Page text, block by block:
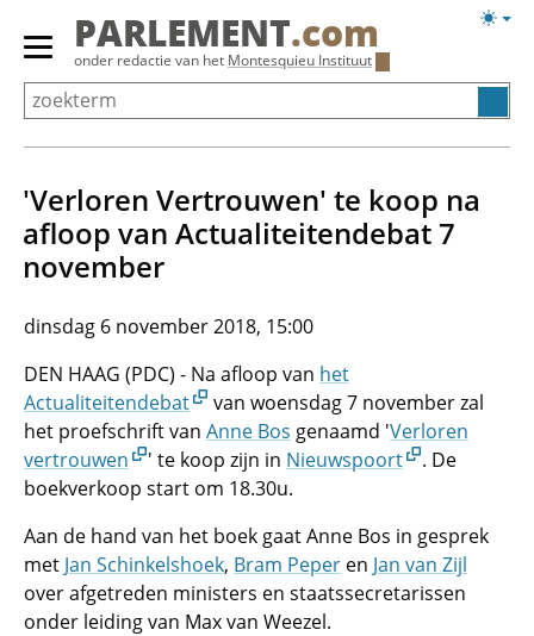
Overslaan
Primair
menu
tonen/verbergen
PARLEMENT.com
onder redactie van het Montesquieu Instituut
'Verloren Vertrouwen' te koop na
afloop van Actualiteitendebat 7
november
dinsdag 6 november 2018, 15:00
DEN HAAG (PDC) - Na afloop van het
Actualiteitendebat
van woensdag 7 november zal
het proefschrift van Anne Bos genaamd 'Verloren
vertrouwen
' te koop zijn in Nieuwspoort
. De
boekverkoop start om 18.30u.
Aan de hand van het boek gaat Anne Bos in gesprek
met Jan Schinkelshoek, Bram Peper en Jan van Zijl
over afgetreden ministers en staatssecretarissen
onder leiding van Max van Weezel.